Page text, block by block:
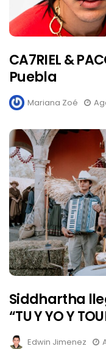
CA7RIEL &
Puebla
Mariana Zoé
Siddhartha
“TU Y YO Y
Edwin Jimenez